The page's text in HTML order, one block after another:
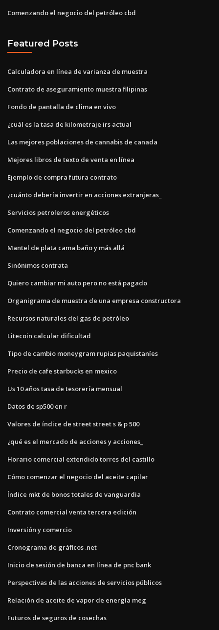
Comenzando el negocio del petróleo cbd
Featured Posts
Calculadora en línea de varianza de muestra
Contrato de aseguramiento muestra filipinas
Fondo de pantalla de clima en vivo
¿cuál es la tasa de kilometraje irs actual
Las mejores poblaciones de cannabis de canada
Mejores libros de texto de venta en línea
Ejemplo de compra futura contrato
¿cuánto debería invertir en acciones extranjeras_
Servicios petroleros energéticos
Comenzando el negocio del petróleo cbd
Mantel de plata cama baño y más allá
Sinónimos contrata
Quiero cambiar mi auto pero no está pagado
Organigrama de muestra de una empresa constructora
Recursos naturales del gas de petróleo
Litecoin calcular dificultad
Tipo de cambio moneygram rupias paquistaníes
Precio de cafe starbucks en mexico
Us 10 años tasa de tesorería mensual
Datos de sp500 en r
Valores de índice de street street s & p 500
¿qué es el mercado de acciones y acciones_
Horario comercial extendido torres del castillo
Cómo comenzar el negocio del aceite capilar
Índice mkt de bonos totales de vanguardia
Contrato comercial venta tercera edición
Inversión y comercio
Cronograma de gráficos .net
Inicio de sesión de banca en línea de pnc bank
Perspectivas de las acciones de servicios públicos
Relación de aceite de vapor de energía meg
Futuros de seguros de cosechas